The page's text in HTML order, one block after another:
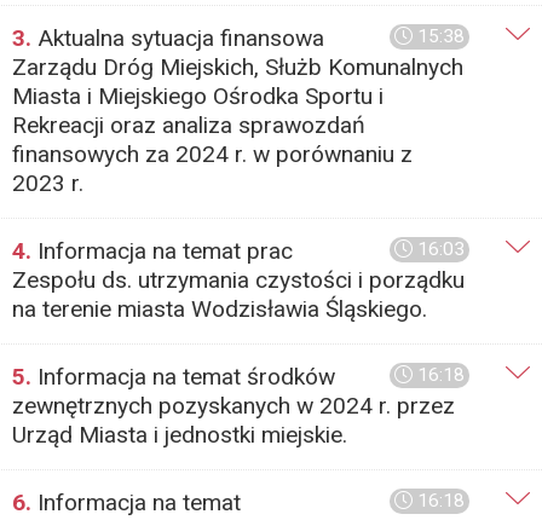
15:38
3. Aktualna sytuacja finansowa
Zarządu Dróg Miejskich, Służb Komunalnych
Miasta i Miejskiego Ośrodka Sportu i
Rekreacji oraz analiza sprawozdań
finansowych za 2024 r. w porównaniu z
2023 r.
16:03
4. Informacja na temat prac
Zespołu ds. utrzymania czystości i porządku
na terenie miasta Wodzisławia Śląskiego.
16:18
5. Informacja na temat środków
zewnętrznych pozyskanych w 2024 r. przez
Urząd Miasta i jednostki miejskie.
16:18
6. Informacja na temat